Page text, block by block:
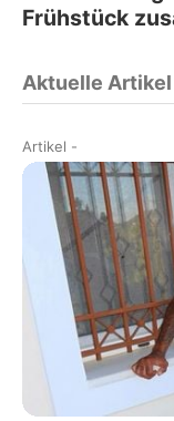
Frühstück
Aktuelle Artikel
Artikel -